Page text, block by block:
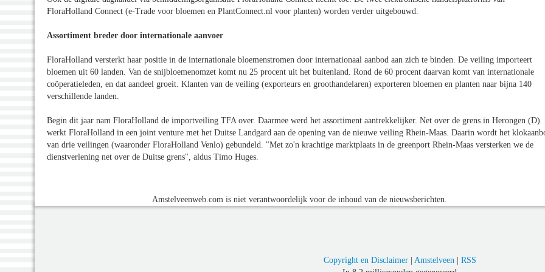
FloraHolland Connect (e-Trade voor bloemen en PlantConnect.nl voor planten) worden verder uitgebouwd.
Assortiment breder door internationale aanvoer
FloraHolland versterkt haar positie in de internationale bloemenstromen door internationaal aanbod aan zich te binden. De veiling importeert
bloemen uit 60 landen. Van de snijbloemenomzet komt nu 25 procent uit het buitenland. Rond de 60 procent daarvan komt van internationale
coöperatieleden, en dat aandeel groeit. Klanten van de veiling (exporteurs en groothandelaren) exporteren bloemen en planten naar bijna 140
verschillende landen.
Begin dit jaar nam FloraHolland de importveiling TFA over. Daarmee werd het assortiment aantrekkelijker. Net over de grens in Herongen (D)
werkt FloraHolland in een joint venture met het Duitse Landgard aan de opening van de nieuwe veiling Rhein-Maas. Daarin wordt het
van drie veilingen (waaronder FloraHolland Venlo) gebundeld. "Met zo'n krachtige marktplaats in de greenport Rhein-Maas versterken we de
dienstverlening net over de Duitse grens", aldus Timo Huges.
Amstelveenweb.com is niet verantwoordelijk voor de inhoud van de nieuwsberichten.
Copyright en Disclaimer| Amstelveen | RSS